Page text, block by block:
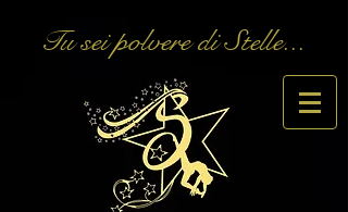
Tu sei polvere di Stelle...